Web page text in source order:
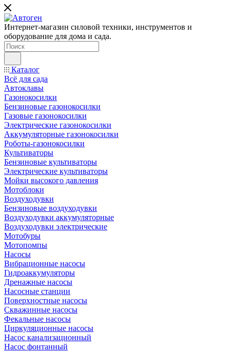
Интернет-магазин силовой техники, инструментов и
оборудование для дома и сада.
Каталог
Всё для сада
Автоклавы
Газонокосилки
Бензиновые газонокосилки
Газовые газонокосилки
Электрические газонокосилки
Аккумуляторные газонокосилки
Роботы-газонокосилки
Культиваторы
Бензиновые культиваторы
Электрические культиваторы
Мойки высокого давления
Мотоблоки
Воздуходувки
Бензиновые воздуходувки
Воздуходувки аккумуляторные
Воздуходувки электрические
Мотобуры
Мотопомпы
Насосы
Вибрационные насосы
Гидроаккумуляторы
Дренажные насосы
Насосные станции
Поверхностные насосы
Скважинные насосы
Фекальные насосы
Циркуляционные насосы
Насос канализационный
Насос фонтанный